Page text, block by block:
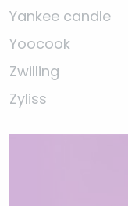
Yankee candle
Yoocook
Zwilling
Zyliss